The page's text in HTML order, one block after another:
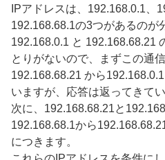
IPアドレスは、192.168.0.1、
192.168.68.1の3つがあるのが
192.168.0.1 と 192.168.68.21
とりがないので、まずこの通
192.168.68.21 から
いますが、応答は返ってきてい
次に、192.168.68.21と
192.168.68.1から
につきます。